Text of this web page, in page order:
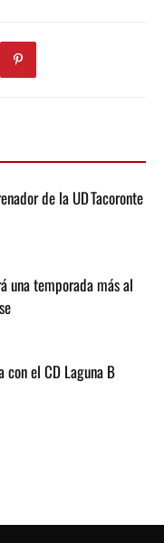
de la UD Tacoronte
una temporada más al
con el CD Laguna B